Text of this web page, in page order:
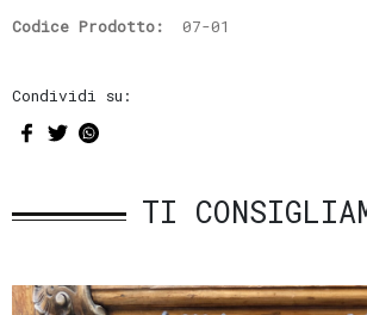
Codice Prodotto: 07-01
Condividi su:
TI